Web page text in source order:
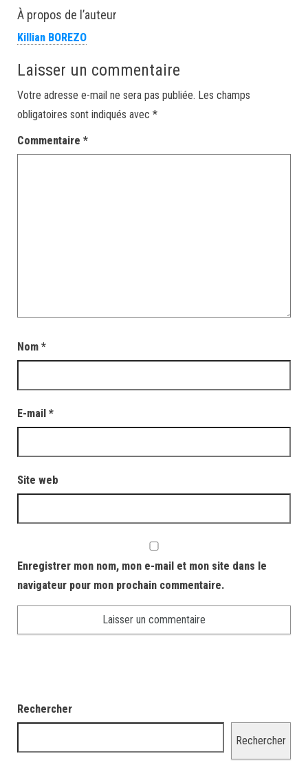
À propos de l’auteur
Killian BOREZO
Laisser un commentaire
Votre adresse e-mail ne sera pas publiée. Les champs
obligatoires sont indiqués avec *
Commentaire *
Nom *
E-mail *
Site web
Enregistrer mon nom, mon e-mail et mon site dans le
navigateur pour mon prochain commentaire.
Rechercher
Rechercher